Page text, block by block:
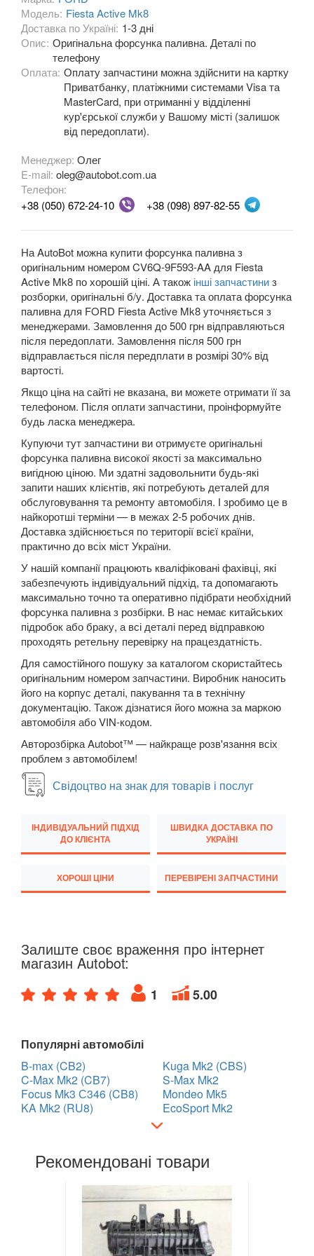
Fiesta Mk8
Fiesta Active Mk8
F-150 XII (P415)
F-150 XIII (P552)
Galaxy Mk2 (VX, VY, WGR)
Galaxy Mk3 (CA1, WA6)
KA Mk1 (RBT)
KA Mk3
KA+
KA+ Active
Kuga Mk1 (CBV)
Kuga Mk2 (CBS)
Mondeo Mk3 (B5Y, BWY, B4Y)
Mondeo Mk4 (CA2)
Mondeo Mk5
Mustang V
Mustang VI (S550)
Mustang Mach-E
S-Max Mk1 (CA1)
S-Max Mk2
Transit V
Transit VI (V347/V348)
Transit VII
Transit Connect Mk1 (V227, TC7, PU2)
Transit Courier Mk1
Transit Custom Mk1
HONDA
HYUNDAI keyboard_arrow_down
JAGUAR keyboard_arrow_down
LANCIA
LAND ROVER
MASERATI
MAZDA
MITSUBISHI
Модель: Fiesta Active Mk8
Доставка по Україні: 1-3 дні
Опис: Оригінальна форсунка паливна. Деталі по
телефону
Оплата: Оплату запчастини можна здійснити на картку
Приватбанку, платіжними системами Visa та
MasterCard, при отриманні у відділенні
кур'єрської служби у Вашому місті (залишок
від передоплати).
Менеджер: Олег
E-mail: oleg@autobot.com.ua
Телефон:
+38 (050) 672-24-10
+38 (098) 897-82-55
На AutoBot можна купити форсунка паливна з
оригінальним номером CV6Q-9F593-AA для Fiesta
Active Mk8 по хорошій ціні. А також інші запчастиниз
розборки, оригінальні б/у. Доставка та оплата форсунка
паливна для FORD Fiesta Active Mk8 уточняється з
менеджерами. Замовлення до 500 грн відправляються
після передоплати. Замовлення після 500 грн
відправлається після передплати в розмірі 30% від
вартості.
Якщо ціна на сайті не вказана, ви можете отримати її за
телефоном. Після оплати запчастини, проінформуйте
будь ласка менеджера.
Купуючи тут запчастини ви отримуєте оригінальні
форсунка паливна високої якості за максимально
вигідною ціною. Ми здатні задовольнити будь-які
запити наших клієнтів, які потребують деталей для
обслуговування та ремонту автомобіля. І зробимо це в
найкоротші терміни — в межах 2-5 робочих днів.
Доставка здійснюється по території всієї країни,
практично до всіх міст України.
У нашій компанії працюють кваліфіковані фахівці, які
забезпечують індивідуальний підхід, та допомагають
максимально точно та оперативно підібрати необхідний
форсунка паливна з розбірки. В нас немає китайських
підробок або браку, а всі деталі перед відправкою
проходять ретельну перевірку на працездатність.
Для самостійного пошуку за каталогом скористайтесь
оригінальним номером запчастини. Виробник наносить
його на корпус деталі, пакування та в технічну
документацію. Також дізнатися його можна за маркою
автомобіля або VIN-кодом.
Авторозбірка Autobot™ — найкраще розв'язання всіх
проблем з автомобілем!
Свідоцтво на знак для товарів і послуг
ІНДИВІДУАЛЬНИЙ ПІДХІД
ДО КЛІЄНТА
ШВИДКА ДОСТАВКА ПО
УКРАЇНІ
ХОРОШІ ЦІНИ ПЕРЕВІРЕНІ ЗАПЧАСТИНИ
Залиште своє враження про інтернет
магазин Autobot:
1 5.00
Популярні автомобілі
B-max (CB2)
C-Max Mk2 (CB7)
Focus Mk3 С346 (CB8)
KA Mk2 (RU8)
Kuga Mk2 (CBS)
S-Max Mk2
Mondeo Mk5
EcoSport Mk2
Рекомендовані товари